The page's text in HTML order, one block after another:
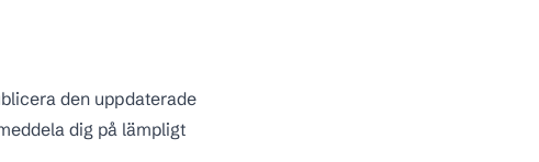
den uppdaterade
dig på lämpligt